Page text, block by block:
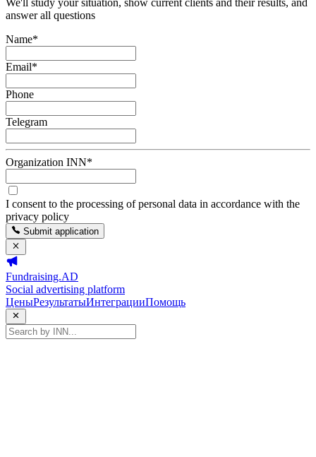
We'll study your situation, show current clients and their results, and
answer all questions
Name*
Email*
Phone
Telegram
Organization INN*
I consent to the processing of personal data in accordance with the
privacy policy
Submit application
Fundraising.AD
Social advertising platform
ЦеныРезультатыИнтеграцииПомощь